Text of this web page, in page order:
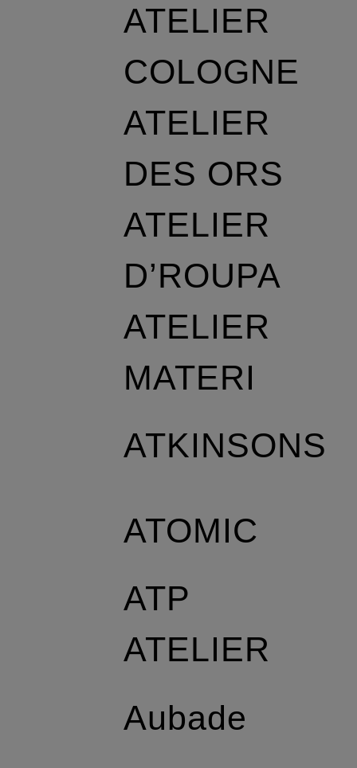
ATELIER
COLOGNE
ATELIER
DES ORS
ATELIER
D’ROUPA
ATELIER
MATERI
ATKINSONS
ATOMIC
ATP
ATELIER
Aubade